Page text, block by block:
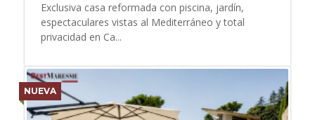
Exclusiva casa reformada con piscina, jardín,
espectaculares vistas al Mediterráneo y total
privacidad en Ca...
NUEVA